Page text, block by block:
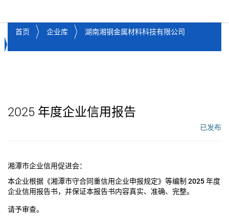
首页 企业库 湖南湘钢金属材料科技有限公司
2025 年度企业信用报告
已发布
湘潭市企业信用促进会：
本企业根据《湘潭市守合同重信用企业申报规定》等编制 2025年度
企业信用报告书，并保证本报告书内容真实、准确、完整。
请予审查。